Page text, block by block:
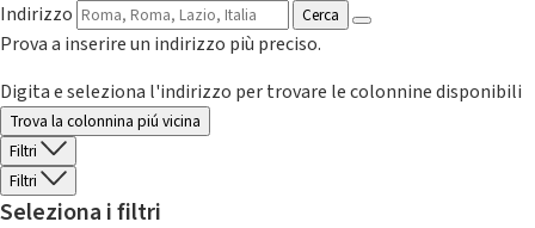
Indirizzo
Cerca
Prova a inserire un indirizzo più preciso.
Digita e seleziona l'indirizzo per trovare le colonnine disponibili
Trova la colonnina piú vicina
Filtri
Filtri
Seleziona i filtri